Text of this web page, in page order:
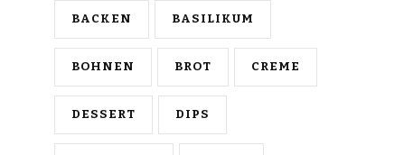
BACKEN BASILIKUM
BOHNEN BROT CREME
DESSERT DIPS